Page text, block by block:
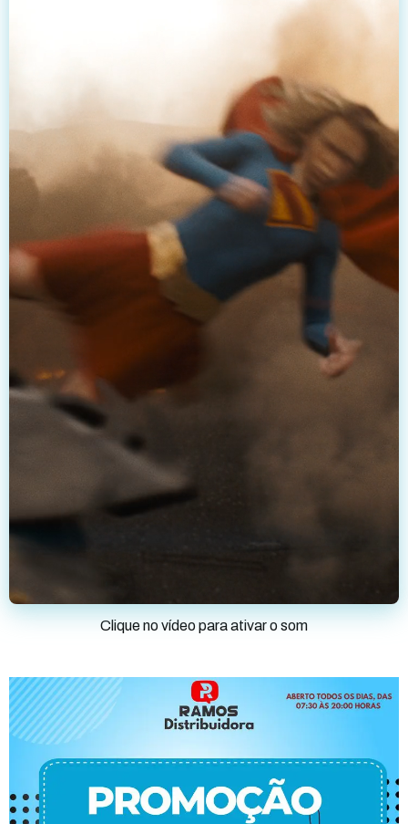
Clique no vídeo para ativar o som